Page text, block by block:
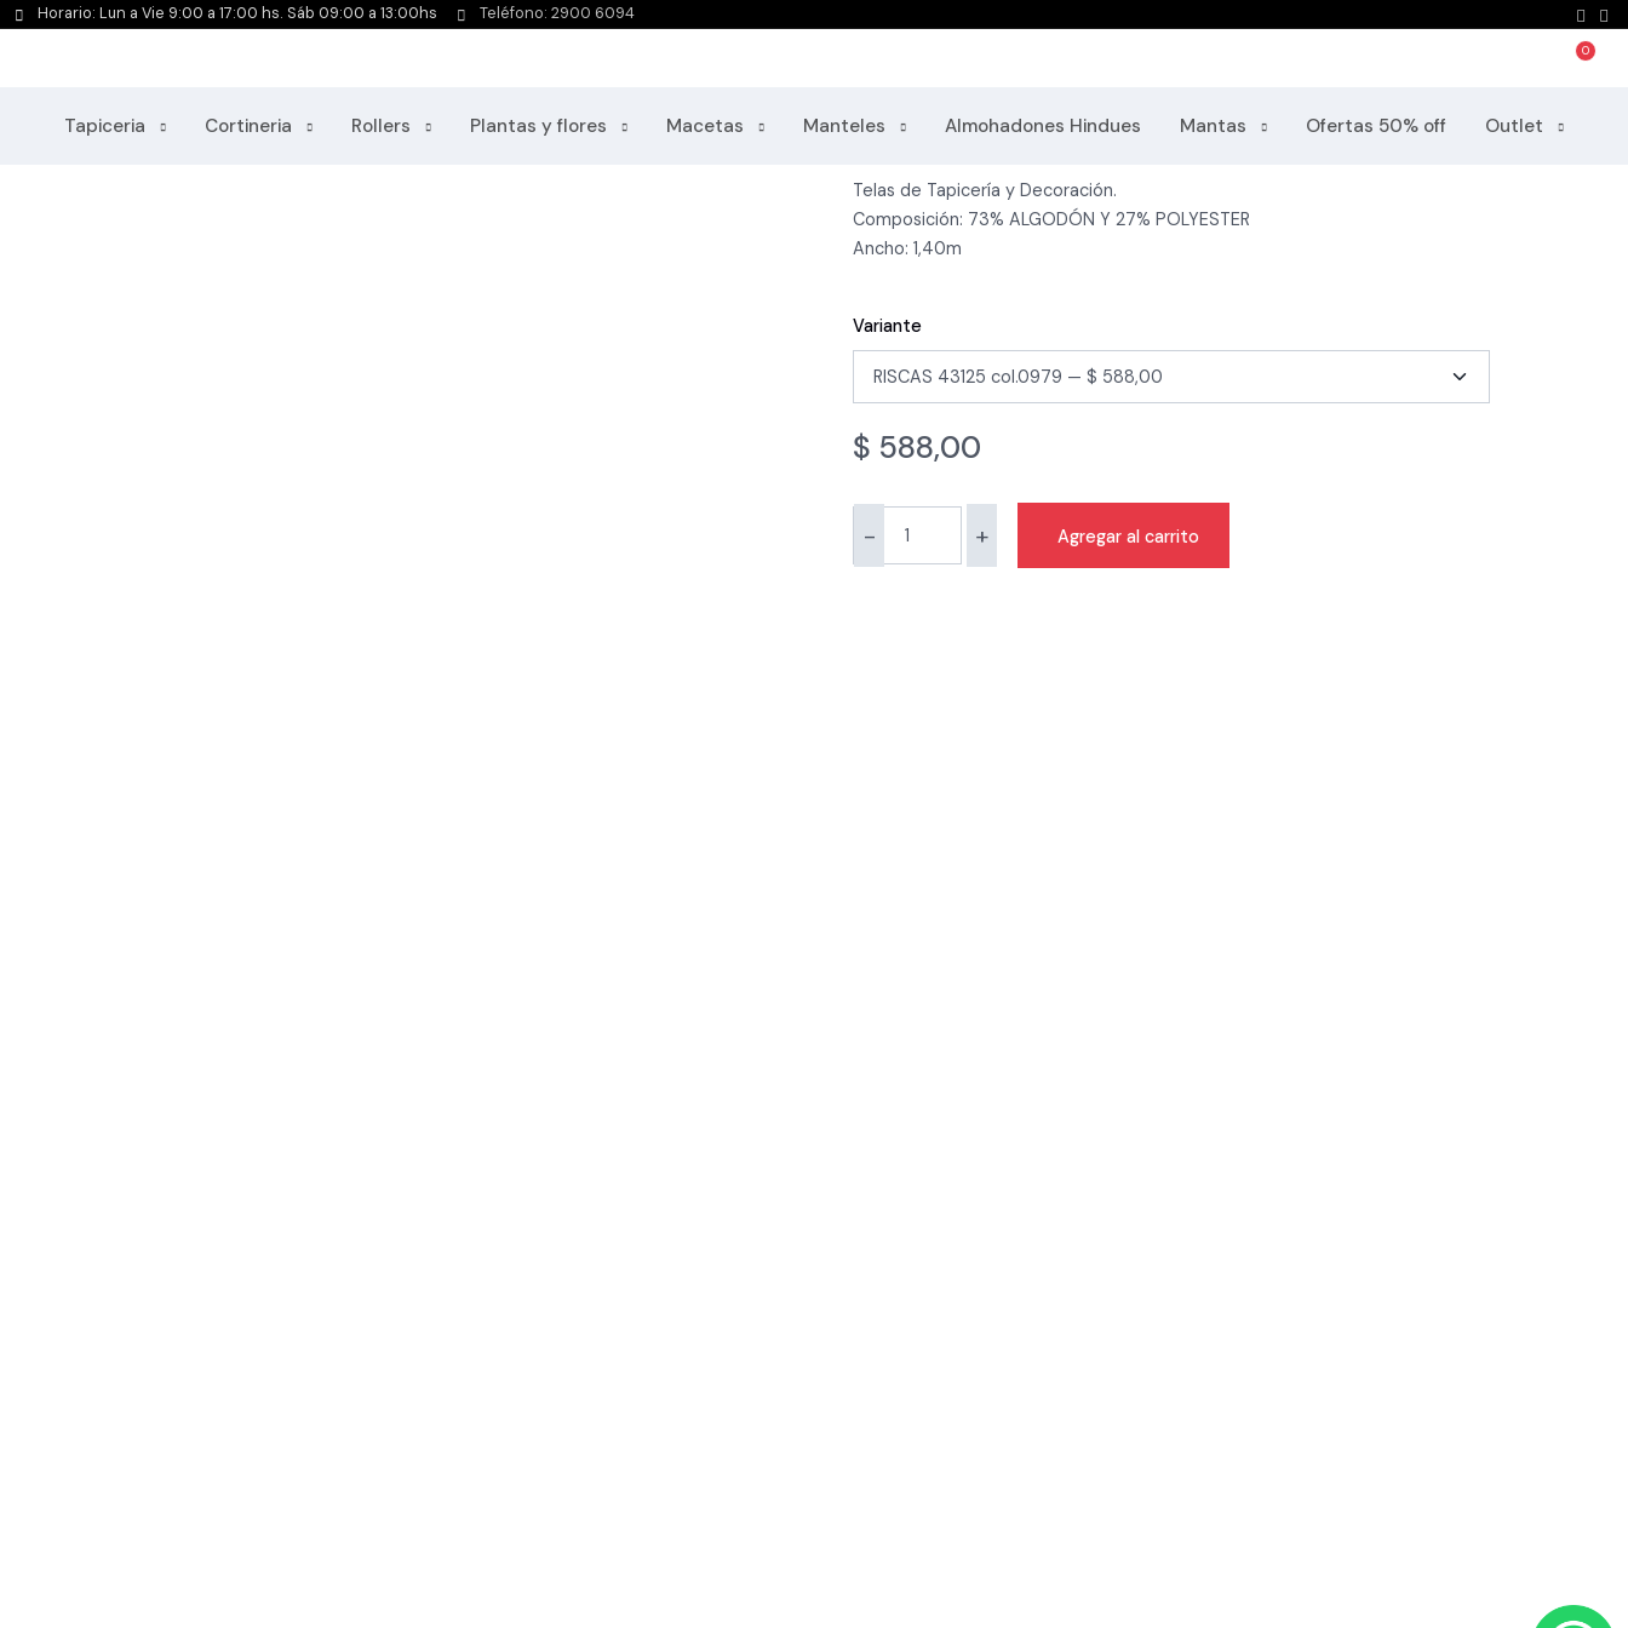
Horario: Lun a Vie 9:00 a 17:00 hs. Sáb 09:00 a 13:00hs Teléfono: 2900 6094
Tapiceria Cortineria Rollers Plantas y flores Macetas Manteles Almohadones Hindues Mantas Ofertas 50% off Outlet
Telas de Tapicería y Decoración.
Composición: 73% ALGODÓN Y 27% POLYESTER
Ancho: 1,40m
Variante
$ 588,00
- + Agregar al carrito